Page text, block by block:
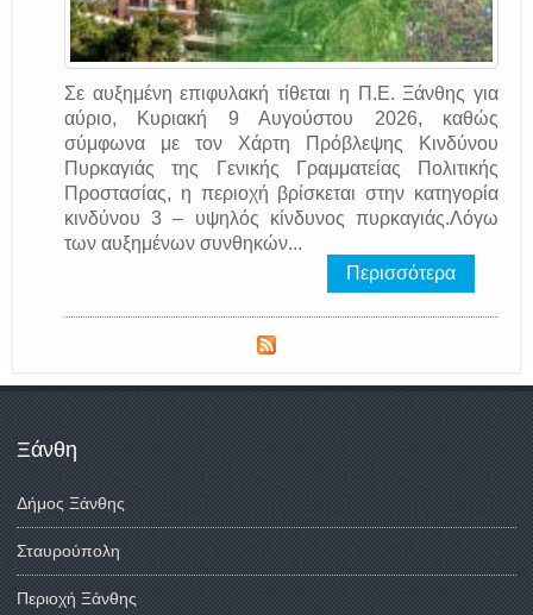
Σε αυξημένη επιφυλακή τίθεται η Π.Ε. Ξάνθης για
αύριο, Κυριακή 9 Αυγούστου 2026, καθώς
σύμφωνα με τον Χάρτη Πρόβλεψης Κινδύνου
Πυρκαγιάς της Γενικής Γραμματείας Πολιτικής
Προστασίας, η περιοχή βρίσκεται στην κατηγορία
κινδύνου 3 – υψηλός κίνδυνος πυρκαγιάς.Λόγω
των αυξημένων συνθηκών...
Περισσότερα
Ξάνθη
Δήμος Ξάνθης
Σταυρούπολη
Περιοχή Ξάνθης